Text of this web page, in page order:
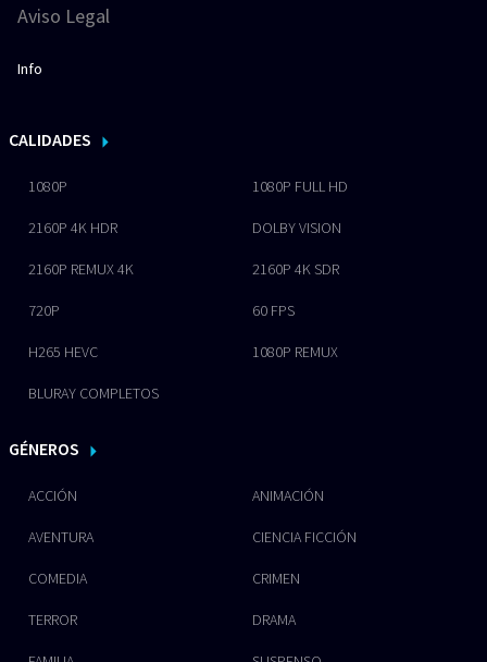
Aviso Legal
Info
CALIDADES
1080P 1080P FULL HD
2160P 4K HDR DOLBY VISION
2160P REMUX 4K 2160P 4K SDR
720P 60 FPS
H265 HEVC 1080P REMUX
BLURAY COMPLETOS
GÉNEROS
ACCIÓN ANIMACIÓN
AVENTURA CIENCIA FICCIÓN
COMEDIA CRIMEN
TERROR DRAMA